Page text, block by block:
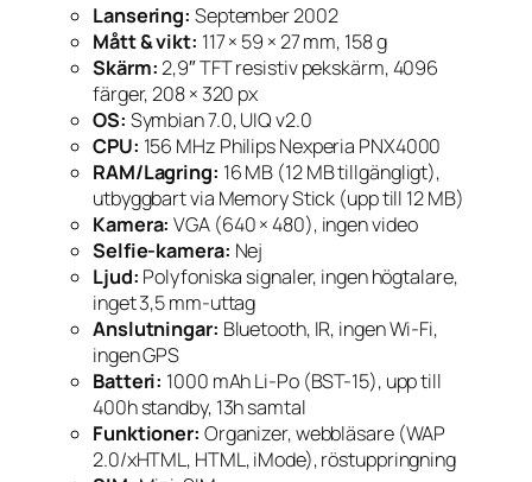
Lansering: September 2002
Mått & vikt: 117 × 59 × 27 mm, 158 g
Skärm:2,9″ TFT resistiv pekskärm, 4096
färger, 208 × 320 px
OS: Symbian 7.0, UIQ v2.0
CPU: 156 MHz Philips Nexperia PNX4000
RAM/Lagring: 16 MB (12 MB tillgängligt),
utbyggbart via Memory Stick (upp till 12 MB)
Kamera: VGA (640 × 480), ingen video
Selfie-kamera: Nej
Ljud: Polyfoniska signaler, ingen högtalare,
inget 3,5 mm-uttag
Anslutningar: Bluetooth, IR, ingen Wi-Fi,
ingen GPS
Batteri: 1000 mAh Li-Po (BST-15), upp till
400h standby, 13h samtal
Funktioner: Organizer, webbläsare (WAP
2.0/xHTML, HTML, iMode), röstuppringning